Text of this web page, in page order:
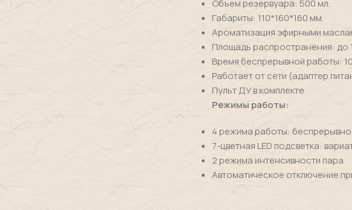
Объем резервуара: 500 мл.
Габариты: 110*160*160 мм.
Ароматизация эфирными
Площадь распространения: до
Время беспрерывной работы:
Работает от сети (адаптер
Пульт ДУ в комплекте
Режимы работы:
4 режима работы:
7-цветная LED подсветка:
2 режима интенсивности пара
Автоматическое отключение